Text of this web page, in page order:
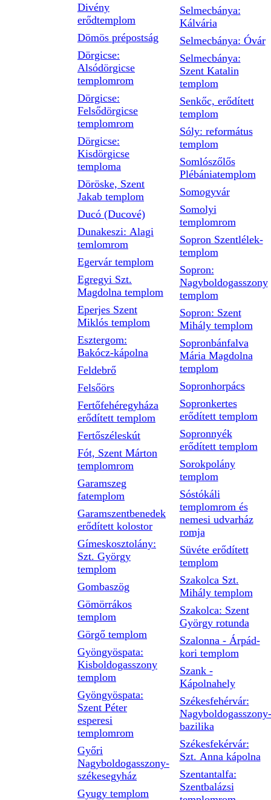
Divény
erődtemplom
Dömös prépostság
Dörgicse:
Alsódörgicse
templomrom
Dörgicse:
Felsődörgicse
templomrom
Dörgicse:
Kisdörgicse
temploma
Döröske, Szent
Jakab templom
Ducó (Ducové)
Dunakeszi: Alagi
temlomrom
Egervár templom
Egregyi Szt.
Magdolna templom
Eperjes Szent
Miklós templom
Esztergom:
Bakócz-kápolna
Feldebrő
Felsőörs
Fertőfehéregyháza
erődített templom
Fertőszéleskút
Fót, Szent Márton
templomrom
Garamszeg
fatemplom
Garamszentbenedek
erődített kolostor
Gímeskosztolány:
Szt. György
templom
Gombaszög
Gömörrákos
templom
Görgő templom
Gyöngyöspata:
Kisboldogasszony
templom
Gyöngyöspata:
Szent Péter
esperesi
templomrom
Győri
Nagyboldogasszony-
székesegyház
Gyugy templom
Selmecbánya:
Kálvária
Selmecbánya: Óvár
Selmecbánya:
Szent Katalin
templom
Senkőc, erődített
templom
Sóly: református
templom
Somlószőlős
Plébániatemplom
Somogyvár
Somolyi
templomrom
Sopron Szentlélek-
templom
Sopron:
Nagyboldogasszony
templom
Sopron: Szent
Mihály templom
Sopronbánfalva
Mária Magdolna
templom
Sopronhorpács
Sopronkertes
erődített templom
Sopronnyék
erődített templom
Sorokpolány
templom
Sóstókáli
templomrom és
nemesi udvarház
romja
Süvéte erődített
templom
Szakolca Szt.
Mihály templom
Szakolca: Szent
György rotunda
Szalonna - Árpád-
kori templom
Szank -
Kápolnahely
Székesfehérvár:
Nagyboldogasszony-
bazilika
Székesfekérvár:
Szt. Anna kápolna
Szentantalfa:
Szentbalázsi